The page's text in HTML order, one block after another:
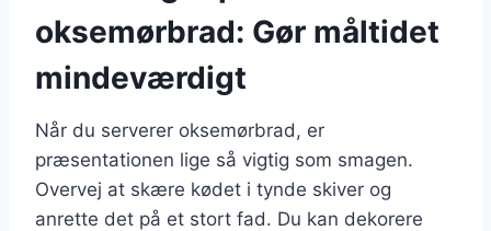
oksemørbrad: Gør måltidet
mindeværdigt
Når du serverer oksemørbrad, er
præsentationen lige så vigtig som smagen.
Overvej at skære kødet i tynde skiver og
anrette det på et stort fad. Du kan dekorere